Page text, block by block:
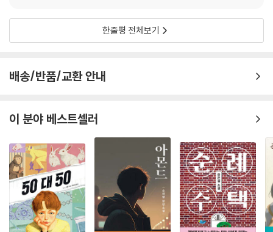
한줄평 전체보기
배송/반품/교환 안내
이 분야 베스트셀러